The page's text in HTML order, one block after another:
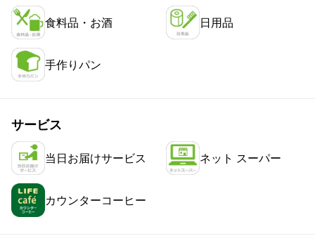
食料品・お酒 日用品
手作りパン
サービス
当日お届けサービス ネット スーパー
カウンターコーヒー